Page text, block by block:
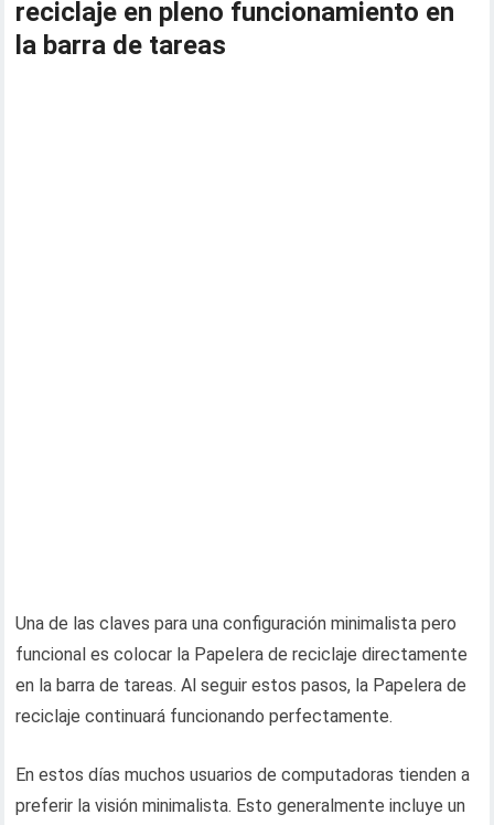
reciclaje en pleno funcionamiento en
la barra de tareas
Una de las claves para una configuración minimalista pero
funcional es colocar la Papelera de reciclaje directamente
en la barra de tareas. Al seguir estos pasos, la Papelera de
reciclaje continuará funcionando perfectamente.
En estos días muchos usuarios de computadoras tienden a
preferir la visión minimalista. Esto generalmente incluye un